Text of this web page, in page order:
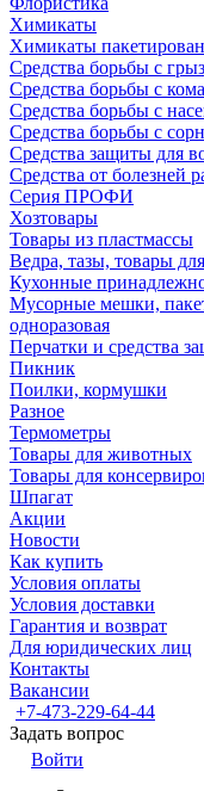
Химикаты
Химикаты
Средства борьбы с
Средства борьбы с
Средства борьбы с
Средства борьбы с
Средства защиты для
Средства от болезней
Серия ПРОФИ
Хозтовары
Товары из пластмассы
Ведра, тазы, товары
Кухонные
Мусорные мешки,
одноразовая
Перчатки и средства
Пикник
Поилки, кормушки
Разное
Термометры
Товары для животных
Товары для
Шпагат
Акции
Новости
Как купить
Условия оплаты
Условия доставки
Гарантия и возврат
Для юридических лиц
Контакты
Вакансии
+7-473-229-64-44
Задать вопрос
Войти